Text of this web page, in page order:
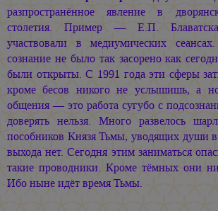
разпространённое явление в
столетия. Пример — Е.П.
участвовали в медиумических
сознание не было так засорено как
были открыты. С 1991 года эти сферы
кроме бесов никого не услышишь, а
общения — это работа сугубо с
доверять нельзя. Много развелось
пособников Князя Тьмы, уводящих души
выхода нет. Сегодня этим заниматься
такие проводники. Кроме тёмных они
Ибо ныне идёт время Тьмы.